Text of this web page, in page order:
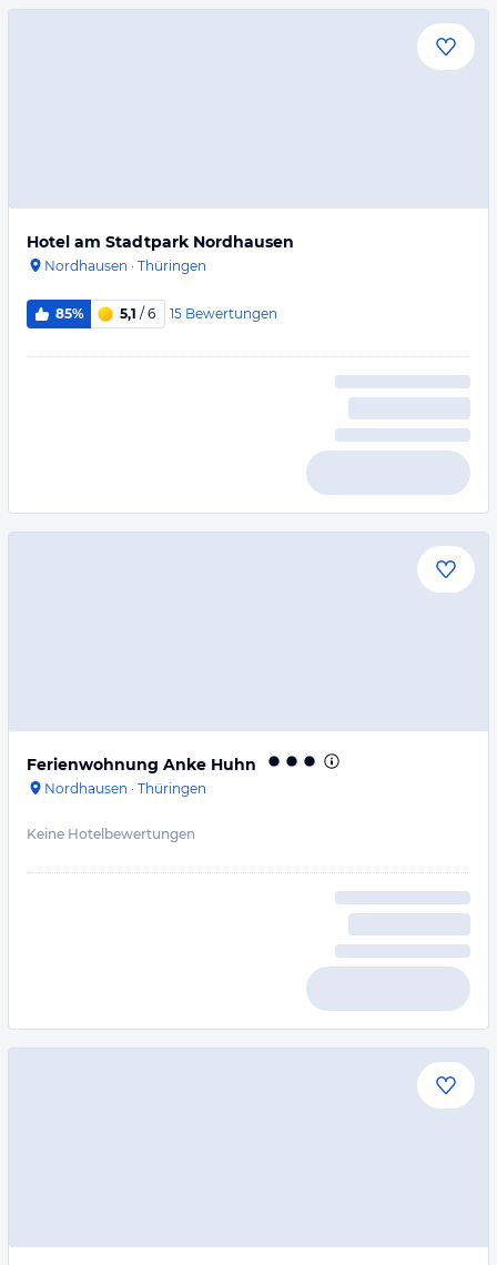
Hotel am Stadtpark Nordhausen
Nordhausen · Thüringen
85% 5,1 / 6 15 Bewertungen
Ferienwohnung Anke Huhn
Nordhausen · Thüringen
Keine Hotelbewertungen